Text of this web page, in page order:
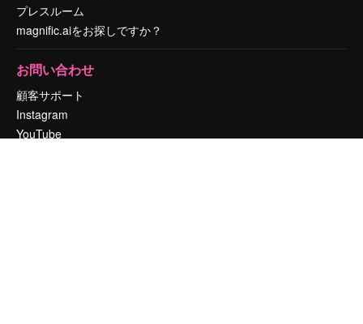
プレスルーム
magnific.aiをお探しですか？
お問い合わせ
顧客サポート
Instagram
YouTube